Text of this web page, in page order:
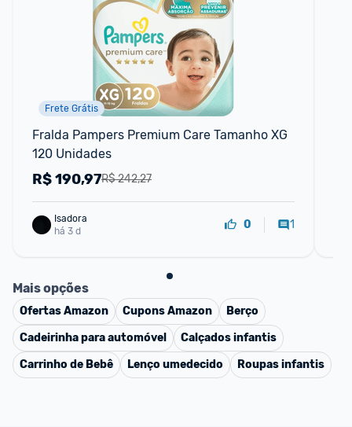
Frete Grátis
Fralda Pampers Premium Care Tamanho XG
120 Unidades
R$ 242,27
R$190,97
Isadora
há 3 d
0 1
Mais opções
OfertasAmazon CuponsAmazon
Berço
Cadeirinha para automóvel
Calçados infantis
Carrinho de Bebê
Lenço umedecido Roupas infantis